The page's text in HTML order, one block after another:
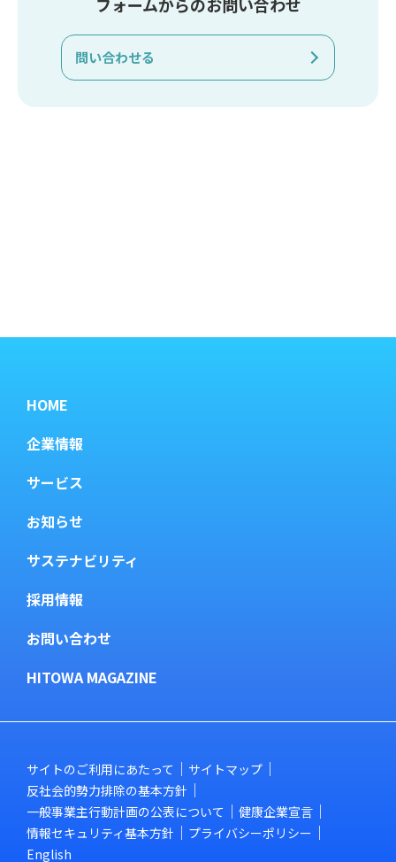
問い合わせる
HOME
企業情報
サービス
お知らせ
サステナビリティ
採用情報
お問い合わせ
HITOWA MAGAZINE
サイトのご利用にあたって
サイトマップ
反社会的勢力排除の基本方針
一般事業主行動計画の公表について
健康企業宣言
情報セキュリティ基本方針
プライバシーポリシー
English